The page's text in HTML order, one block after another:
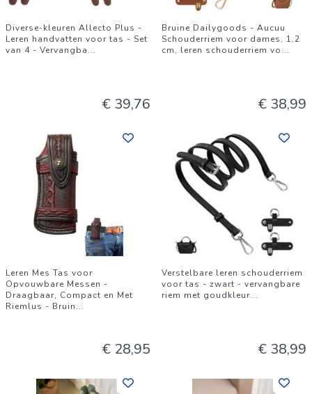
Diverse-kleuren Allecto Plus -
Leren handvatten voor tas - Set
van 4 - Vervangba...
€ 39,76
Bruine Dailygoods - Aucuu
Schouderriem voor dames, 1,2
cm, leren schouderriem vo...
€ 38,99
Leren Mes Tas voor
Opvouwbare Messen -
Draagbaar, Compact en Met
Riemlus - Bruin...
€ 28,95
Verstelbare leren schouderriem
voor tas - zwart - vervangbare
riem met goudkleur...
€ 38,99